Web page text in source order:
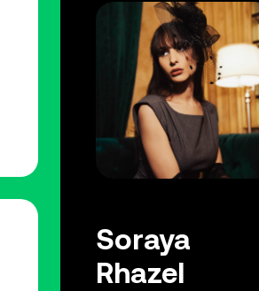
Soraya
Rhazel